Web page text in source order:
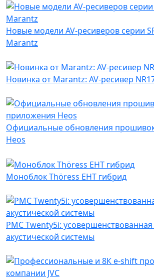
Новые модели AV-ресиверов серии
Marantz
Новинка от Marantz: AV-ресивер
Официальные обновления
Heos
Моноблок Thöress EHT гибрид
PMC Twenty5i:
акустической системы